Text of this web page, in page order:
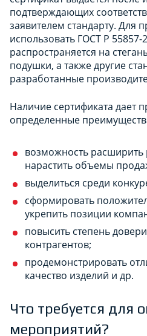
подтверждающих
заявителем стандарту. Для
использовать ГОСТ Р 55857-
распространяется на
подушки, а также другие
разработанные
Наличие сертификата дает
определенные
возможность расширить
нарастить объемы
выделиться среди
сформировать
укрепить позиции
повысить степень
контрагентов;
продемонстрировать
качество изделий и др.
Что требуется для
мероприятий?